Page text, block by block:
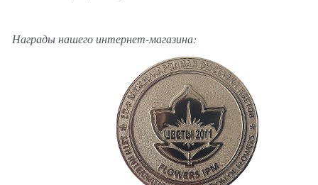
Награды нашего интернет-магазина: